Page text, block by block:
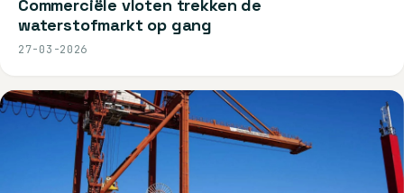
Commerciële vloten trekken de
waterstofmarkt op gang
27-03-2026